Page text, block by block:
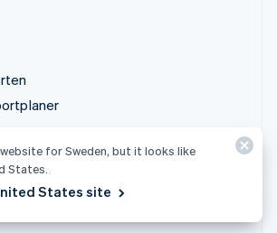
website for Sweden, but it looks like
States.
States site